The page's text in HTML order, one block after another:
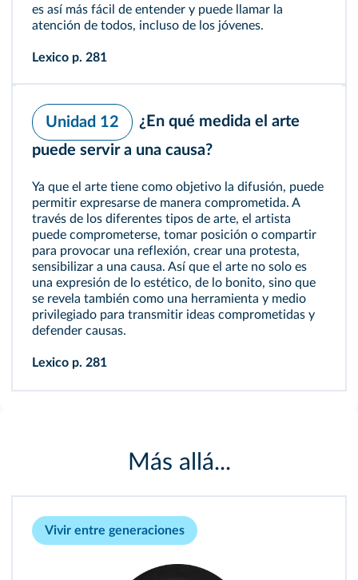
es así más fácil de entender y puede llamar la
atención de todos, incluso de los jóvenes.
Lexico p. 281
Unidad 12
¿En qué medida el arte
puede servir a una causa?
Ya que el arte tiene como objetivo la difusión, puede
permitir expresarse de manera comprometida. A
través de los diferentes tipos de arte, el artista
puede comprometerse, tomar posición o compartir
para provocar una reflexión, crear una protesta,
sensibilizar a una causa. Así que el arte no solo es
una expresión de lo estético, de lo bonito, sino que
se revela también como una herramienta y medio
privilegiado para transmitir ideas comprometidas y
defender causas.
Lexico p. 281
Más allá...
Vivir entre generaciones